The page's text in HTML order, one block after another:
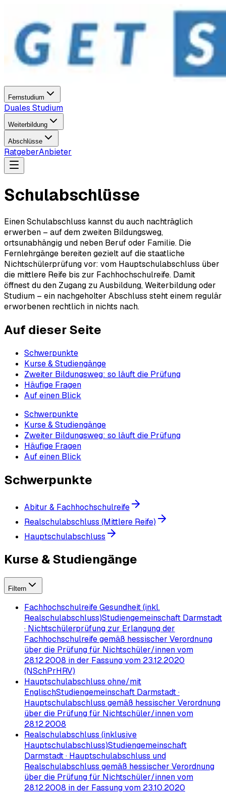
Fernstudium
Duales Studium
Weiterbildung
Abschlüsse
RatgeberAnbieter
Schulabschlüsse
Einen Schulabschluss kannst du auch nachträglich
erwerben – auf dem zweiten Bildungsweg,
ortsunabhängig und neben Beruf oder Familie. Die
Fernlehrgänge bereiten gezielt auf die staatliche
Nichtschülerprüfung vor: vom Hauptschulabschluss über
die mittlere Reife bis zur Fachhochschulreife. Damit
öffnest du den Zugang zu Ausbildung, Weiterbildung oder
Studium – ein nachgeholter Abschluss steht einem regulär
erworbenen rechtlich in nichts nach.
Auf dieser Seite
Schwerpunkte
Kurse & Studiengänge
Zweiter Bildungsweg: so läuft die Prüfung
Häufige Fragen
Auf einen Blick
Schwerpunkte
Kurse & Studiengänge
Zweiter Bildungsweg: so läuft die Prüfung
Häufige Fragen
Auf einen Blick
Schwerpunkte
Abitur & Fachhochschulreife
Realschulabschluss (Mittlere Reife)
Hauptschulabschluss
Kurse & Studiengänge
Filtern
Fachhochschulreife Gesundheit (inkl.
Realschulabschluss)Studiengemeinschaft Darmstadt
· Nichtschülerprüfung zur Erlangung der
Fachhochschulreife gemäß hessischer Verordnung
über die Prüfung für Nichtschüler/innen vom
28.12.2008 in der Fassung vom 23.12.2020
(NSchPrHRV)
Hauptschulabschluss ohne/mit
EnglischStudiengemeinschaft Darmstadt ·
Hauptschulabschluss gemäß hessischer Verordnung
über die Prüfung für Nichtschüler/innen vom
28.12.2008
Realschulabschluss (inklusive
Hauptschulabschluss)Studiengemeinschaft
Darmstadt · Hauptschulabschluss und
Realschulabschluss gemäß hessischer Verordnung
über die Prüfung für Nichtschüler/innen vom
28.12.2008 in der Fassung vom 23.10.2020